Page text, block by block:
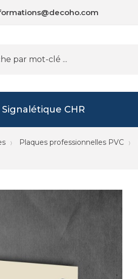
Signalétique CHR
Plaques professionnelles PVC